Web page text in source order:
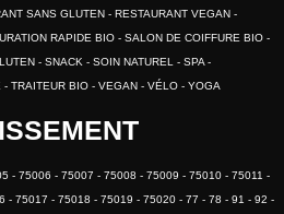
SANS GLUTEN
RESTAURANT VEGAN
RAPIDE BIO
SALON DE COIFFURE BIO
SNACK SOIN NATUREL
SPA
TRAITEUR BIO VEGAN VÉLO YOGA
75006 75007 75008 75009 75010
75011
75017 75018 75019 75020 77 78 91 92